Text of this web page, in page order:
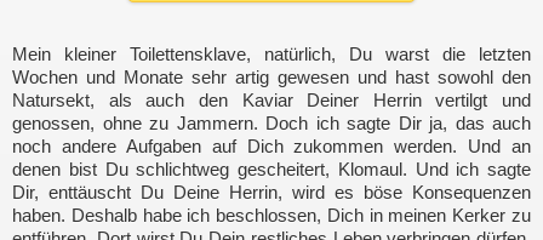
Mein kleiner Toilettensklave, natürlich, Du warst die letzten
Wochen und Monate sehr artig gewesen und hast sowohl den
Natursekt, als auch den Kaviar Deiner Herrin vertilgt und
genossen, ohne zu Jammern. Doch ich sagte Dir ja, das auch
noch andere Aufgaben auf Dich zukommen werden. Und an
denen bist Du schlichtweg gescheitert, Klomaul. Und ich sagte
Dir, enttäuscht Du Deine Herrin, wird es böse Konsequenzen
haben. Deshalb habe ich beschlossen, Dich in meinen Kerker zu